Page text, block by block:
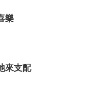
樂
來支配